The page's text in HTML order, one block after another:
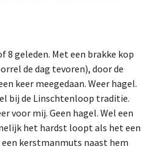
8 geleden. Met een brakke kop
de dag tevoren), door de
keer meegedaan. Weer hagel.
bij de Linschtenloop traditie.
voor mij. Geen hagel. Wel een
het hardst loopt als het een
kerstmanmuts naast hem